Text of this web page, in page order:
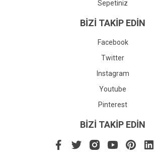
Sepetiniz
BİZİ TAKİP EDİN
Facebook
Twitter
Instagram
Youtube
Pinterest
BİZİ TAKİP EDİN